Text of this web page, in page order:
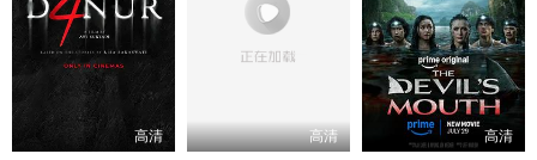
高清 高清 高清